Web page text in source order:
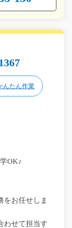
んたん作業
OK♪
をお任せしま
わせて担当す